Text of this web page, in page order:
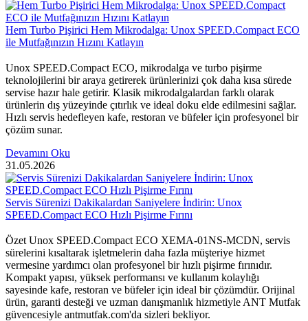
Hem Turbo Pişirici Hem Mikrodalga: Unox SPEED.Compact ECO
ile Mutfağınızın Hızını Katlayın
Unox SPEED.Compact ECO, mikrodalga ve turbo pişirme
teknolojilerini bir araya getirerek ürünlerinizi çok daha kısa sürede
servise hazır hale getirir. Klasik mikrodalgalardan farklı olarak
ürünlerin dış yüzeyinde çıtırlık ve ideal doku elde edilmesini sağlar.
Hızlı servis hedefleyen kafe, restoran ve büfeler için profesyonel bir
çözüm sunar.
Devamını Oku
31.05.2026
Servis Sürenizi Dakikalardan Saniyelere İndirin: Unox
SPEED.Compact ECO Hızlı Pişirme Fırını
Özet Unox SPEED.Compact ECO XEMA-01NS-MCDN, servis
sürelerini kısaltarak işletmelerin daha fazla müşteriye hizmet
vermesine yardımcı olan profesyonel bir hızlı pişirme fırınıdır.
Kompakt yapısı, yüksek performansı ve kullanım kolaylığı
sayesinde kafe, restoran ve büfeler için ideal bir çözümdür. Orijinal
ürün, garanti desteği ve uzman danışmanlık hizmetiyle ANT Mutfak
güvencesiyle antmutfak.com'da sizleri bekliyor.